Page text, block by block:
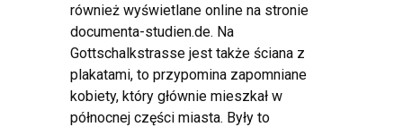
również wyświetlane online na stronie
documenta-studien.de. Na
Gottschalkstrasse jest także ściana z
plakatami, to przypomina zapomniane
kobiety, który głównie mieszkał w
północnej części miasta. Były to